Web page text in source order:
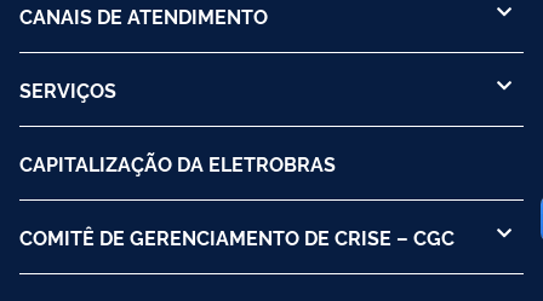
CANAIS DE ATENDIMENTO
SERVIÇOS
CAPITALIZAÇÃO DA ELETROBRAS
COMITÊ DE GERENCIAMENTO DE CRISE – CGC